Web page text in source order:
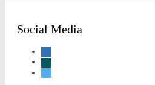
Social Media
linkedin
xing